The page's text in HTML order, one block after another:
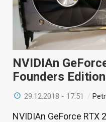
NVIDIAn
Founders
29.12.2018 - 17:51 /
NVIDIAn GeForce RTX